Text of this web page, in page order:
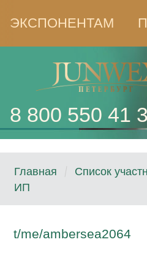
ЭКСПОНЕНТАМ
8 800 550 41
Главная Список
ИП
t/me/ambersea2064